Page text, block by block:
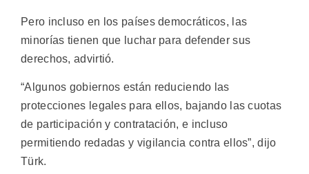
Pero incluso en los países democráticos, las
minorías tienen que luchar para defender sus
derechos, advirtió.
“Algunos gobiernos están reduciendo las
protecciones legales para ellos, bajando las cuotas
de participación y contratación, e incluso
permitiendo redadas y vigilancia contra ellos”, dijo
Türk.